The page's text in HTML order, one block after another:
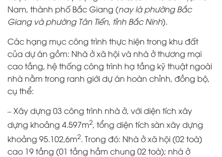
Nam, thành phố Bắc Giang (nay là phường Bắc
Giang và phường Tân Tiến, tỉnh Bắc Ninh).
Các hạng mục công trình thực hiện trong khu đất
của dự án gồm: Nhà ở xã hội và nhà ở thương mại
cao tầng, hệ thống công trình hạ tầng kỹ thuật ngoài
nhà nằm trong ranh giới dự án hoàn chỉnh, đồng bộ,
cụ thể:
– Xây dựng 03 công trình nhà ở, với diện tích xây
dựng khoảng 4.597m2, tổng diện tích sàn xây dựng
khoảng 95.102,6m2. Trong đó: Nhà ở xã hội (02 toà)
cao 19 tầng (01 tầng hầm chung 02 toà); nhà ở